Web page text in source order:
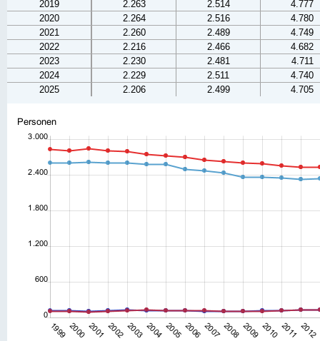
2019
2.263 2.514
4.777
2020
2.264 2.516
4.780
2021
2.260 2.489
4.749
2022
2.216 2.466
4.682
2023
2.230 2.481
4.711
2024
2.229 2.511
4.740
2025
2.206 2.499 4.705